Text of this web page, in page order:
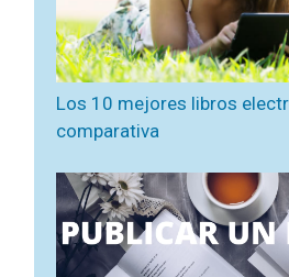
Los 10 mejores libros
comparativa